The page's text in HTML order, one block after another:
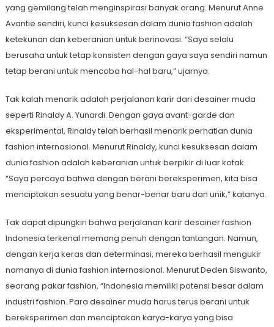
yang gemilang telah menginspirasi banyak orang. Menurut Anne
Avantie sendiri, kunci kesuksesan dalam dunia fashion adalah
ketekunan dan keberanian untuk berinovasi. “Saya selalu
berusaha untuk tetap konsisten dengan gaya saya sendiri namun
tetap berani untuk mencoba hal-hal baru,” ujarnya.
Tak kalah menarik adalah perjalanan karir dari desainer muda
seperti Rinaldy A. Yunardi. Dengan gaya avant-garde dan
eksperimental, Rinaldy telah berhasil menarik perhatian dunia
fashion internasional. Menurut Rinaldy, kunci kesuksesan dalam
dunia fashion adalah keberanian untuk berpikir di luar kotak.
“Saya percaya bahwa dengan berani bereksperimen, kita bisa
menciptakan sesuatu yang benar-benar baru dan unik,” katanya.
Tak dapat dipungkiri bahwa perjalanan karir desainer fashion
Indonesia terkenal memang penuh dengan tantangan. Namun,
dengan kerja keras dan determinasi, mereka berhasil mengukir
namanya di dunia fashion internasional. Menurut Deden Siswanto,
seorang pakar fashion, “Indonesia memiliki potensi besar dalam
industri fashion. Para desainer muda harus terus berani untuk
bereksperimen dan menciptakan karya-karya yang bisa